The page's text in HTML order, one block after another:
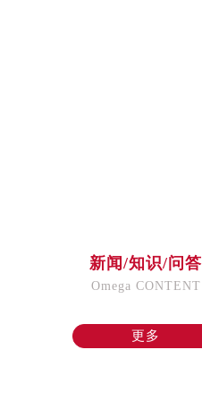
新闻/知识/问答
Omega CONTENT
更多